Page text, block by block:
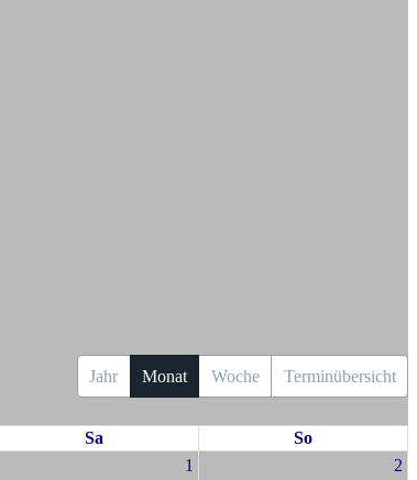
Jahr Monat Woche Terminübersicht
Sa
So
1 2